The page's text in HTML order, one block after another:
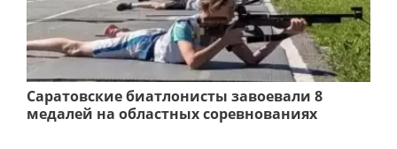
Саратовские биатлонисты завоевали 8
медалей на областных соревнованиях